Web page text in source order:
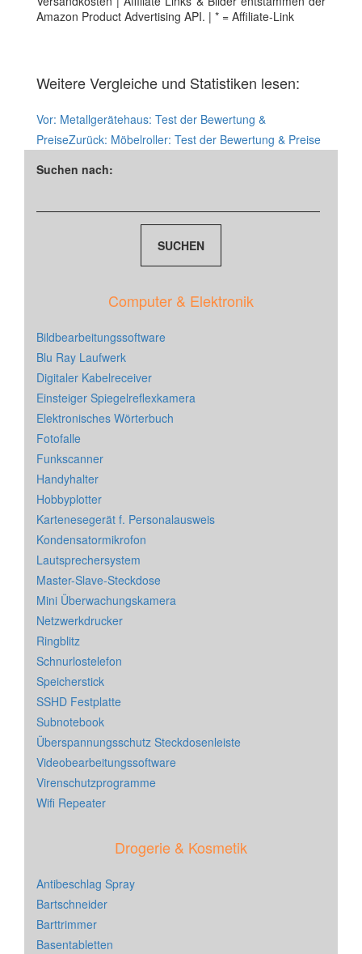
Amazon Product Advertising API. | * = Affiliate-Link
Weitere Vergleiche und Statistiken lesen:
Vor: Metallgerätehaus: Test der Bewertung &
PreiseZurück: Möbelroller: Test der Bewertung & Preise
Suchen nach:
Computer & Elektronik
Bildbearbeitungssoftware
Blu Ray Laufwerk
Digitaler Kabelreceiver
Einsteiger Spiegelreflexkamera
Elektronisches Wörterbuch
Fotofalle
Funkscanner
Handyhalter
Hobbyplotter
Kartenesegerät f. Personalausweis
Kondensatormikrofon
Lautsprechersystem
Master-Slave-Steckdose
Mini Überwachungskamera
Netzwerkdrucker
Ringblitz
Schnurlostelefon
Speicherstick
SSHD Festplatte
Subnotebook
Überspannungsschutz Steckdosenleiste
Videobearbeitungssoftware
Virenschutzprogramme
Wifi Repeater
Drogerie & Kosmetik
Antibeschlag Spray
Bartschneider
Barttrimmer
Basentabletten